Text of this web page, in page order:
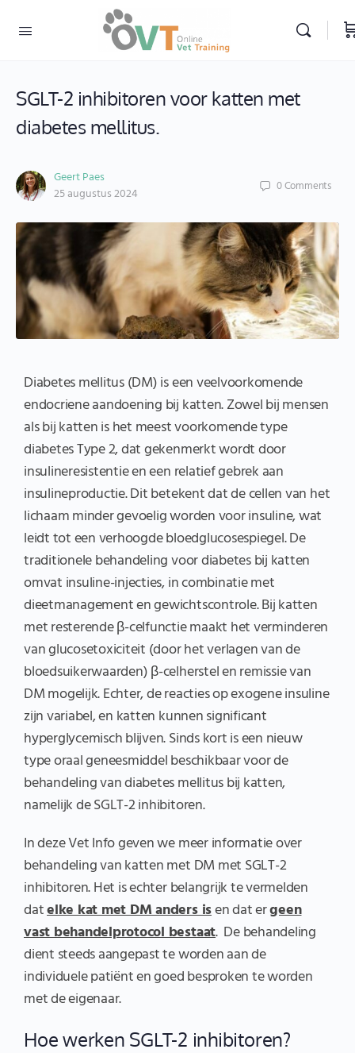
SGLT-2 inhibitoren voor katten met
diabetes mellitus.
Geert Paes
25 augustus 2024
0Comments
Diabetes mellitus (DM) is een veelvoorkomende
endocriene aandoening bij katten. Zowel bij mensen
als bij katten is het meest voorkomende type
diabetes Type 2, dat gekenmerkt wordt door
insulineresistentie en een relatief gebrek aan
insulineproductie. Dit betekent dat de cellen van het
lichaam minder gevoelig worden voor insuline, wat
leidt tot een verhoogde bloedglucosespiegel. De
traditionele behandeling voor diabetes bij katten
omvat insuline-injecties, in combinatie met
dieetmanagement en gewichtscontrole. Bij katten
met resterende β-celfunctie maakt het verminderen
van glucosetoxiciteit (door het verlagen van de
bloedsuikerwaarden) β-celherstel en remissie van
DM mogelijk. Echter, de reacties op exogene insuline
zijn variabel, en katten kunnen significant
hyperglycemisch blijven. Sinds kort is een nieuw
type oraal geneesmiddel beschikbaar voor de
behandeling van diabetes mellitus bij katten,
namelijk de SGLT-2 inhibitoren.
In deze Vet Info geven we meer informatie over
behandeling van katten met DM met SGLT-2
inhibitoren. Het is echter belangrijk te vermelden
datelke kat met DM anders isen dat ergeen
vast behandelprotocol bestaat. De behandeling
dient steeds aangepast te worden aan de
individuele patiënt en goed besproken te worden
met de eigenaar.
Hoe werken SGLT-2 inhibitoren?